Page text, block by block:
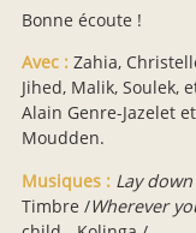
Bonne écoute !
Avec : Zahia,
Jihed, Malik,
Alain Genre-Jazelet
Moudden.
Musiques : Lay
Timbre /Wherever